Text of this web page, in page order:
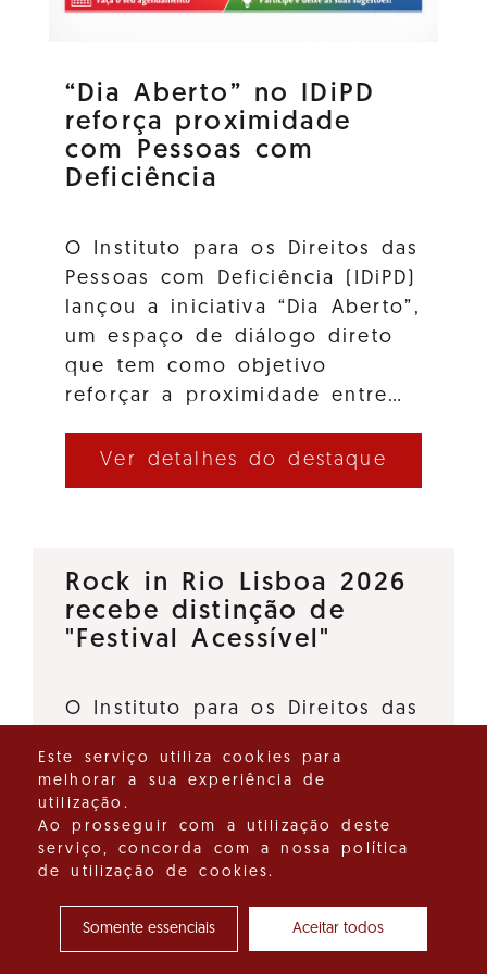
“Dia Aberto” no IDiPD
reforça proximidade
com Pessoas com
Deficiência
O Instituto para os Direitos das
Pessoas com Deficiência (IDiPD)
lançou a iniciativa “Dia Aberto”,
um espaço de diálogo direto
que tem como objetivo
reforçar a proximidade entre…
Ver detalhes do destaque
Rock in Rio Lisboa 2026
recebe distinção de
"Festival Acessível"
O Instituto para os Direitos das
o Turismo de Portugal, I.P.,
deliberaram atribuir a distinção
"Festival Acessível" ao Rock in
Rio Lisboa 2026, promovido…
Ver detalhes do destaque
Este serviço utiliza cookies para
melhorar a sua experiência de
utilização.
Ao prosseguir com a utilização deste
serviço, concorda com a nossa política
de utilização de cookies.
Somente essenciais Aceitar todos